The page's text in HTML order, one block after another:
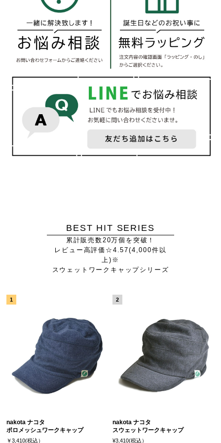
BEST HIT SERIES
累計販売数20万個を突破！
レビュー高評価☆4.57(4,000件以
上)※
スウェットワークキャップシリーズ
nakota ナコタ
ポロメッシュワークキャップ
￥3,410(税込）
nakota ナコタ
スウェットワークキャップ
¥3,410(税込）